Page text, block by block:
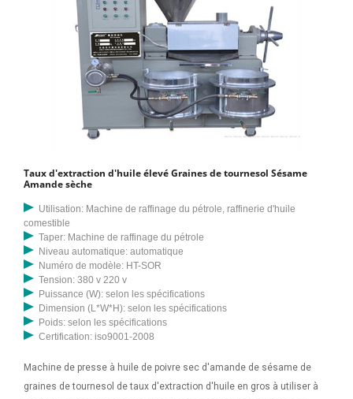
Taux d'extraction d'huile élevé Graines de tournesol Sésame
Amande sèche
Utilisation: Machine de raffinage du pétrole, raffinerie d'huile
comestible
Taper: Machine de raffinage du pétrole
Niveau automatique: automatique
Numéro de modèle: HT-SOR
Tension: 380 v 220 v
Puissance (W): selon les spécifications
Dimension (L*W*H): selon les spécifications
Poids: selon les spécifications
Certification: iso9001-2008
Machine de presse à huile de poivre sec d'amande de sésame de
graines de tournesol de taux d'extraction d'huile en gros à utiliser à